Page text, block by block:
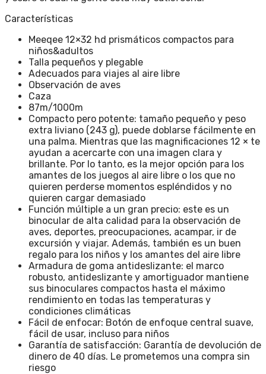
Características
Meeqee 12×32 hd prismáticos compactos para
niños&adultos
Talla pequeños y plegable
Adecuados para viajes al aire libre
Observación de aves
Caza
87m/1000m
Compacto pero potente: tamaño pequeño y peso
extra liviano (243 g), puede doblarse fácilmente en
una palma. Mientras que las magnificaciones 12 × te
ayudan a acercarte con una imagen clara y
brillante. Por lo tanto, es la mejor opción para los
amantes de los juegos al aire libre o los que no
quieren perderse momentos espléndidos y no
quieren cargar demasiado
Función múltiple a un gran precio: este es un
binocular de alta calidad para la observación de
aves, deportes, preocupaciones, acampar, ir de
excursión y viajar. Además, también es un buen
regalo para los niños y los amantes del aire libre
Armadura de goma antideslizante: el marco
robusto, antideslizante y amortiguador mantiene
sus binoculares compactos hasta el máximo
rendimiento en todas las temperaturas y
condiciones climáticas
Fácil de enfocar: Botón de enfoque central suave,
fácil de usar, incluso para niños
Garantía de satisfacción: Garantía de devolución de
dinero de 40 días. Le prometemos una compra sin
riesgo